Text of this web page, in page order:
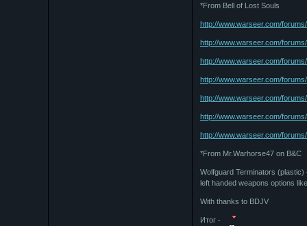
*From Bell of Lost Souls
http://www.warseer.com/
http://www.warseer.com/
http://www.warseer.com/
http://www.warseer.com/
http://www.warseer.com/
http://www.warseer.com/
http://www.warseer.com/
*From Mr.Warhorse47 on B&C
Wolfguard Terminators
left handed weapons options
With thanks to BDJV
Итог -